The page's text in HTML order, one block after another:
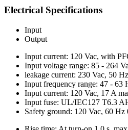
Electrical Specifications
Input
Output
Input current: 120 Vac, with
Input voltage range: 85 - 264
leakage current: 230 Vac, 50
Input frequency range: 47 - 63
Input current: 120 Vac, 17 A
Input fuse: UL/IEC127 T6.3
Safety ground: 120 Vac, 60 Hz